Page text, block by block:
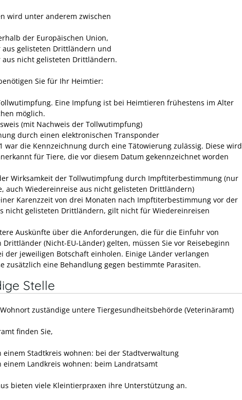
wird unter anderem zwischen
der Europäischen Union,
gelisteten Drittländern und
nicht gelisteten Drittländern.
Sie für Ihr Heimtier:
Eine Impfung ist bei Heimtieren frühestens im Alter
möglich.
(mit Nachweis der Tollwutimpfung)
durch einen elektronischen Transponder
war die Kennzeichnung durch eine Tätowierung zulässig. Diese wird
für Tiere, die vor diesem Datum gekennzeichnet worden
Wirksamkeit der Tollwutimpfung durch Impftiterbestimmung (nur
auch Wiedereinreise aus nicht gelisteten Drittländern)
Karenzzeit von drei Monaten nach Impftiterbestimmung vor der
nicht gelisteten Drittländern, gilt nicht für Wiedereinreisen
Auskünfte über die Anforderungen, die für die Einfuhr von
(Nicht-EU-Länder) gelten, müssen Sie vor Reisebeginn
der jeweiligen Botschaft einholen. Einige Länder verlangen
zusätzlich eine Behandlung gegen bestimmte Parasiten.
Stelle
zuständige untere Tiergesundheitsbehörde (Veterinäramt)
finden Sie,
einem Stadtkreis wohnen: bei der Stadtverwaltung
einem Landkreis wohnen: beim Landratsamt
bieten viele Kleintierpraxen ihre Unterstützung an.